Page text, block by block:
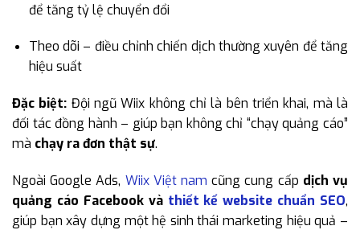
để tăng tỷ lệ chuyển đổi
Theo dõi – điều chỉnh chiến dịch thường xuyên để tăng
hiệu suất
Đặc biệt: Đội ngũ Wiix không chỉ là bên triển khai, mà là
đối tác đồng hành – giúp bạn không chỉ “chạy quảng cáo”
mà chạy ra đơn thật sự.
Ngoài Google Ads, Wiix Việt nam cũng cung cấp dịch vụ
quảng cáo Facebook và thiết kế website chuẩn SEO,
giúp bạn xây dựng một hệ sinh thái marketing hiệu quả –